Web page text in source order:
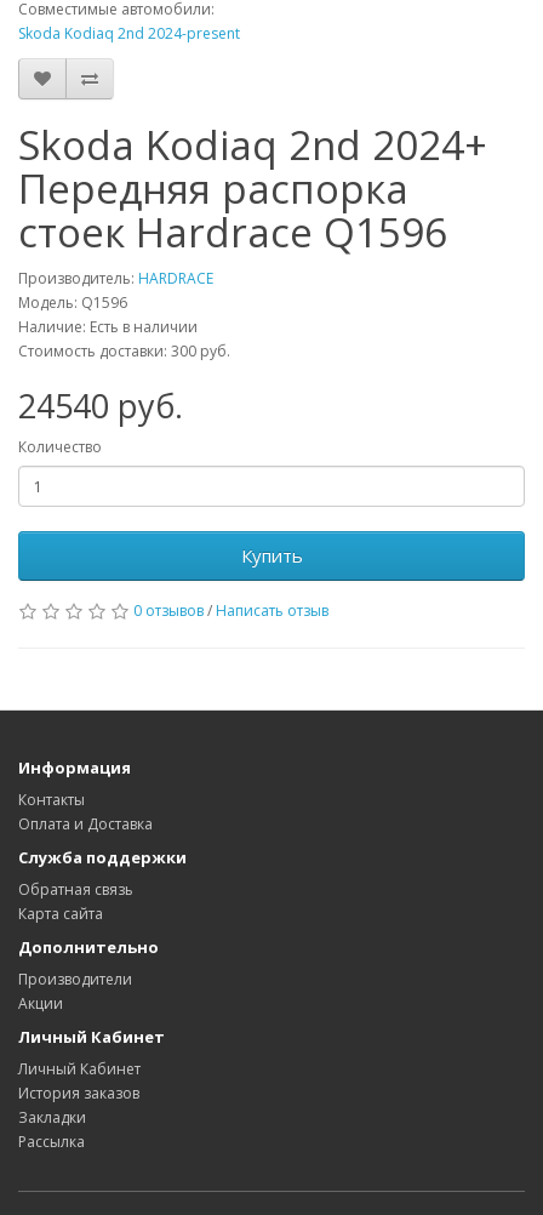
Совместимые автомобили:
Skoda Kodiaq 2nd 2024-present
Skoda Kodiaq 2nd 2024+
Передняя распорка
стоек Hardrace Q1596
Производитель: HARDRACE
Модель: Q1596
Наличие: Есть в наличии
Стоимость доставки: 300 руб.
24540 руб.
Количество
Купить
0 отзывов/ Написать отзыв
Информация
Контакты
Оплата и Доставка
Служба поддержки
Обратная связь
Карта сайта
Дополнительно
Производители
Акции
Личный Кабинет
Личный Кабинет
История заказов
Закладки
Рассылка